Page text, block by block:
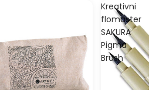
Kreativni
flomaster
SAKURA
Pigma
Brush